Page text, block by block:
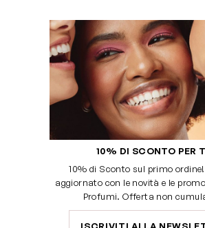
10% DI SCONTO PER
10% di Sconto sul primo
aggiornato con le novità e le
Profumi. Offerta non